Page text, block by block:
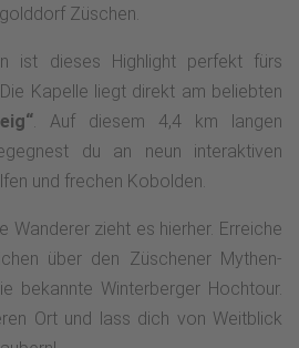
Züschen.
ist dieses Highlight perfekt fürs
Kapelle liegt direkt am beliebten
. Auf diesem 4,4 km langen
du an neun interaktiven
und frechen Kobolden.
Wanderer zieht es hierher. Erreiche
über den Züschener Mythen-
bekannte Winterberger Hochtour.
Ort und lass dich von Weitblick